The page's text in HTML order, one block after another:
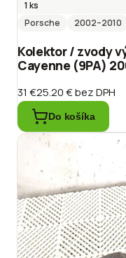
1 ks
Porsche
2002–2010
Kolektor / zvody
Cayenne (9PA)
31 €25.20 €bez DPH
Do košíka